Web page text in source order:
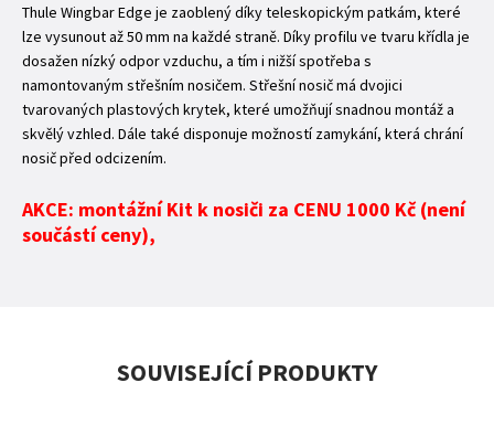
Thule Wingbar Edge je zaoblený díky teleskopickým patkám, které
lze vysunout až 50 mm na každé straně. Díky profilu ve tvaru křídla je
dosažen nízký odpor vzduchu, a tím i nižší spotřeba s
namontovaným střešním nosičem. Střešní nosič má dvojici
tvarovaných plastových krytek, které umožňují snadnou montáž a
skvělý vzhled. Dále také disponuje možností zamykání, která chrání
nosič před odcizením.
AKCE: montážní Kit k nosiči za CENU 1000 Kč (není
součástí ceny),
SOUVISEJÍCÍ PRODUKTY